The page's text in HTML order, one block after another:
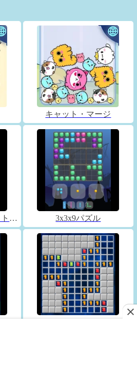
キャット・マージ
文字並び替えクイズ・コトバックス 3x3x9パズル